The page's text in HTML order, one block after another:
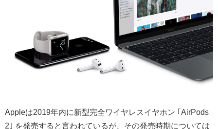
Appleは2019年内に新型完全ワイヤレスイヤホン ｢AirPods
2｣ を発売すると言われているが、その発売時期については